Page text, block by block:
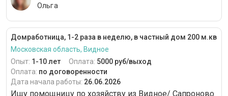
Ольга
Домработница, 1-2 раза в неделю, в частный дом 200 м.кв
Московская область, Видное
Опыт: 1-10 лет Оплата: 5000 руб/выход
Оплата: по договоренности
Дата начала работы: 26.06.2026
Ищу помощницу по хозяйству из Видное/ Сапроново